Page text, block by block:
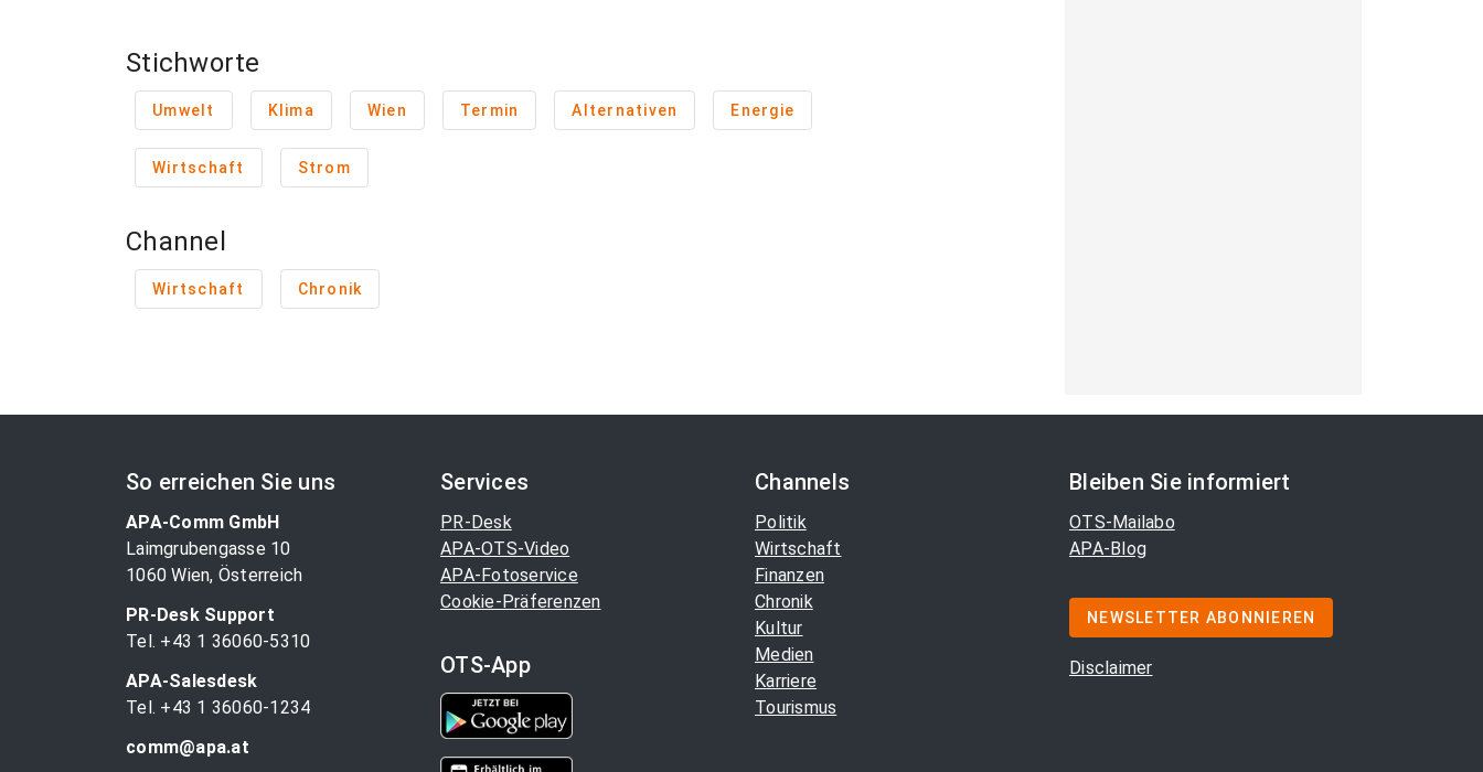
Stichworte
Umwelt Klima Wien Termin Alternativen Energie
Wirtschaft Strom
Channel
Wirtschaft Chronik
So erreichen Sie uns
APA-Comm GmbH
Laimgrubengasse 10
1060 Wien, Österreich
PR-Desk Support
Tel. +43 1 36060-5310
APA-Salesdesk
Tel. +43 1 36060-1234
comm@apa.at
Services
PR-Desk
APA-OTS-Video
APA-Fotoservice
Cookie-Präferenzen
OTS-App
Channels
Politik
Wirtschaft
Finanzen
Chronik
Kultur
Medien
Karriere
Tourismus
Bleiben Sie informiert
OTS-Mailabo
APA-Blog
NEWSLETTER ABONNIEREN
Disclaimer